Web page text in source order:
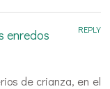
enredos
de crianza, en el
REPLY